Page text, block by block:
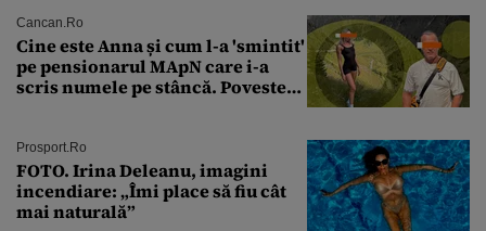
Cancan.ro
Cine este Anna și cum l-a 'smintit'
pe pensionarul MApN care i-a
scris numele pe stâncă. Povestea
Transfăgărășan
Prosport.ro
FOTO. Irina Deleanu, imagini
incendiare: „Îmi place să fiu cât
mai naturală”